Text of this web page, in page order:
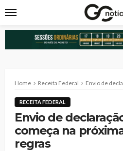
Home Receita Federal Envio de declaração
RECEITA FEDERAL
Envio de
começa na
regras